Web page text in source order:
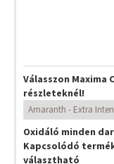
Válasszon Maxima
részleteknél!
Oxidáló minden
Kapcsolódó
választható